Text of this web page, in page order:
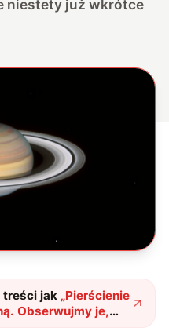
niestety już wkrótce
treści jak „Pierścienie
Obserwujmy je,